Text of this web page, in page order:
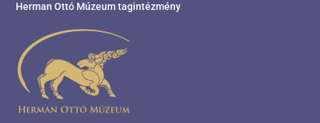
Herman Ottó Múzeum tagintézmény